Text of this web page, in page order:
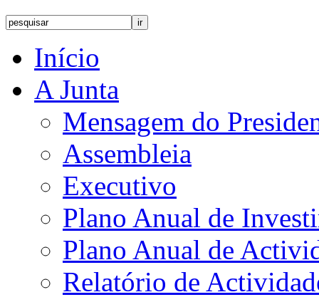
Início
A Junta
Mensagem do
Assembleia
Executivo
Plano Anual de
Plano Anual de
Relatório de